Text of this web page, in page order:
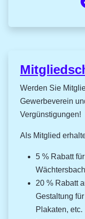
Werden Sie
Gewerbeverein
Vergünstigungen!
Als Mitglied
5 % Rabatt
20 % Rabatt
Gestaltung
Plakaten, etc.